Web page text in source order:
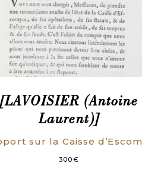
[LAVOISIER (Antoine
Laurent)]
300€